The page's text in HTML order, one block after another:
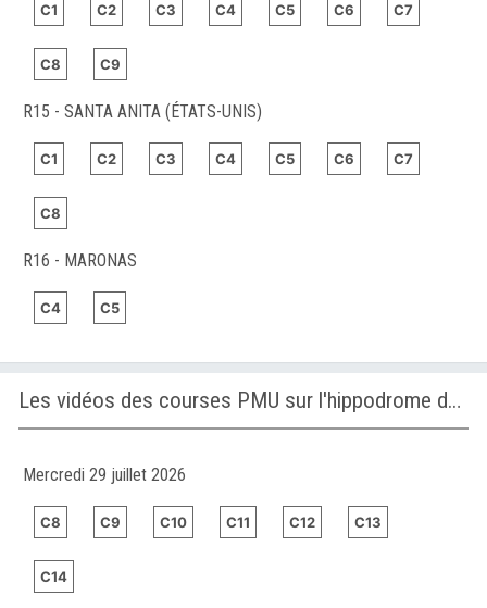
C1 C2 C3 C4 C5 C6 C7
C8 C9
R15 - SANTA ANITA (ÉTATS-UNIS)
C1 C2 C3 C4 C5 C6 C7
C8
R16 - MARONAS
C4 C5
Les vidéos des courses PMU sur l'hippodrome de SAN ISIDRO
Mercredi 29 juillet 2026
C8 C9 C10 C11 C12 C13
C14